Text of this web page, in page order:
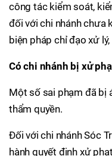
công tác kiểm soát,
đối với chi nhánh chưa
biện pháp chỉ đạo xử
Có chi nhánh bị xử
Một số sai phạm đã bị
thẩm quyền.
Đối với chi nhánh Sóc
hành quyết định xử